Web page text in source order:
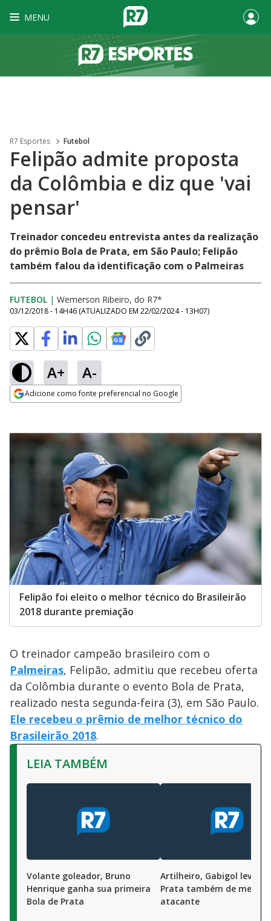
MENU
R7 Esportes Futebol
Felipão admite proposta
da Colômbia e diz que 'vai
pensar'
Treinador concedeu entrevista antes da realização
do prêmio Bola de Prata, em São Paulo; Felipão
também falou da identificação com o Palmeiras
FUTEBOL | Wemerson Ribeiro, do R7*
03/12/2018 - 14H46 (ATUALIZADO EM 22/02/2024 - 13H07)
A+ A-
Adicione como fonte preferencial no Google
Felipão foi eleito o melhor técnico do Brasileirão
2018 durante premiação
O treinador campeão brasileiro com o
Palmeiras, Felipão, admitiu que recebeu oferta
da Colômbia durante o evento Bola de Prata,
realizado nesta segunda-feira (3), em São Paulo.
Ele recebeu o prêmio de melhor técnico do
Brasileirão 2018.
LEIA TAMBÉM
Volante goleador, Bruno
Henrique ganha sua primeira
Bola de Prata
Artilheiro, Gabigol leva
Prata também de melhor
atacante